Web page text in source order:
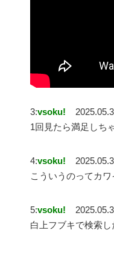
3:vsoku!
1回見たら満足しち
4:vsoku!
こういうのってカ
5:vsoku!
白上フブキで検索